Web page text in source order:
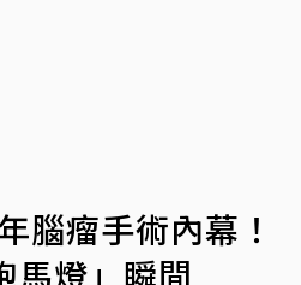
腦瘤手術內幕！
馬燈」瞬間